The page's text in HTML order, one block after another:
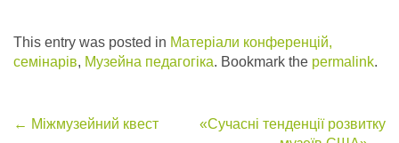
This entry was posted in Матеріали конференцій,
семінарів, Музейна педагогіка. Bookmark the permalink.
Post
← Міжмузейний квест
«Сучасні тенденції розвитку